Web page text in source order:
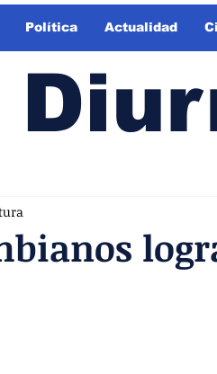
Política Actualidad